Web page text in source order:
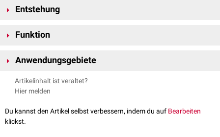
Entstehung
kodierenden DNA-Stranges (
mRNA komplementäre Antisense-RNA.
Funktion
Genregulationsmechanismusder
Translationund damit dieProteinbiosynthese
Doppelsträngige RNA wird überdies in eukaryotischen Zellen sehr schnell
einzelner Genabschnitte. Im menschlichenOrganismus existieren rund
1600 solcher
Anwendungsgebiete
aRNA findet Verwendung bei der der
Artikelinhalt ist veraltet?
Hier melden
Du kannst den Artikel selbst verbessern, indem du auf Bearbeiten
klickst.